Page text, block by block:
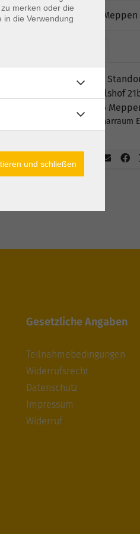
Kursort: Meppen
KEB -
Nagelshof
49716
Seminarraum
Gesetzliche Angaben
Teilnahmebedingungen
Widerrufsrecht
Datenschutz
Impressum
Widerruf
merken oder die
in die Verwendung
und schließen